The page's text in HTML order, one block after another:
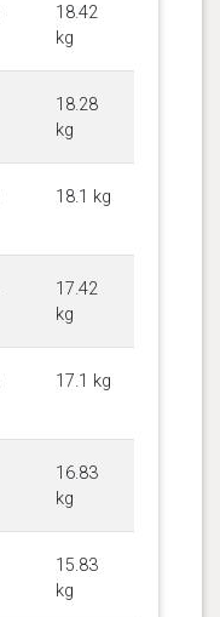
18.42
kg
18.28
kg
18.1 kg
17.42
kg
17.1 kg
16.83
kg
15.83
kg